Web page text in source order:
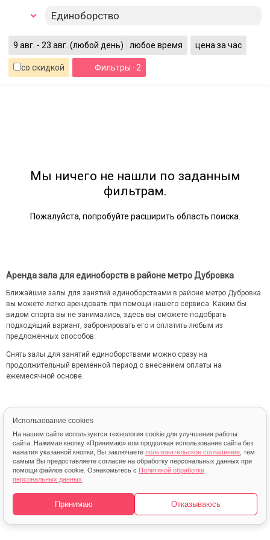
Использование cookies
На нашем сайте используется технология cookie для улучшения работы
сайта. Нажимая кнопку «Принимаю» или продолжая использование сайта без
нажатия указанной кнопки, Вы заключаете пользовательское соглашение , тем
самым Вы предоставляете согласие на обработку персональных данных при
помощи файлов cookie. Ознакомьтесь с Политикой обработки
персональных данных
Принимаю Отказываюсь
Единоборство
9 авг. - 23 авг. (любой день) любое время цена за час
со скидкой Фильтры · 2
Мы ничего не нашли по заданным
фильтрам.
Пожалуйста, попробуйте расширить область поиска.
Аренда зала для единоборств в районе метро Дубровка
Ближайшие залы для занятий единоборствами в районе метро Дубровка.
вы можете легко арендовать при помощи нашего сервиса. Каким бы
видом спорта вы не занимались, здесь вы сможете подобрать
подходящий вариант, забронировать его и оплатить любым из
предложенных способов.
Снять залы для занятий единоборствами можно сразу на
продолжительный временной период с внесением оплаты на
ежемесячной основе.
© 2013 – 2026 FindSport.ru